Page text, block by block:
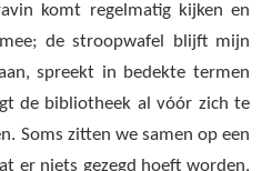
komt regelmatig kijken en
de stroopwafel blijft mijn
spreekt in bedekte termen
de bibliotheek al vóór zich te
Soms zitten we samen op een
er niets gezegd hoeft worden,